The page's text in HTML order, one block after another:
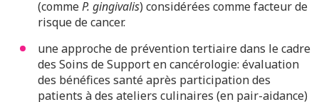
(commeP. gingivalis) considérées comme facteur de
risque de cancer.
une approche de prévention tertiaire dans le cadre
des Soins de Support en cancérologie: évaluation
des bénéfices santé après participation des
patients à des ateliers culinaires (en pair-aidance)